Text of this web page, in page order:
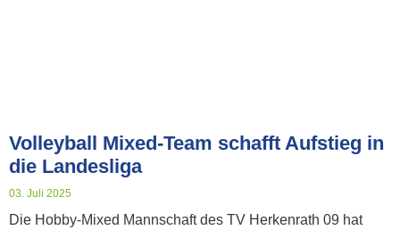
Volleyball Mixed-Team schafft Aufstieg in
die Landesliga
03. Juli 2025
Die Hobby-Mixed Mannschaft des TV Herkenrath 09 hat